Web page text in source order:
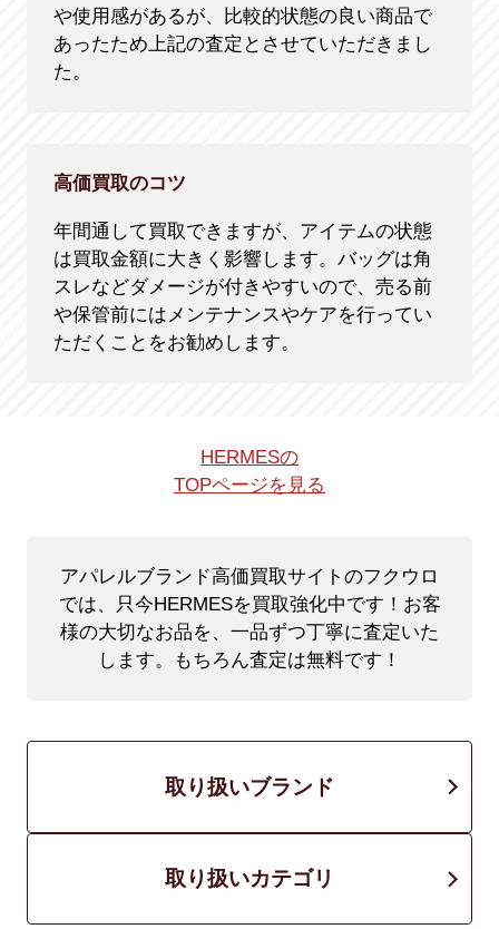
や使用感があるが、比較的状態の良い商品で
あったため上記の査定とさせていただきまし
た。
高価買取のコツ
年間通して買取できますが、アイテムの状態
は買取金額に大きく影響します。バッグは角
スレなどダメージが付きやすいので、売る前
や保管前にはメンテナンスやケアを行ってい
ただくことをお勧めします。
HERMESの
TOPページを見る
アパレルブランド高価買取サイトのフクウロ
では、只今HERMESを買取強化中です！ お客
様の大切なお品を、一品ずつ丁寧に査定いた
します。もちろん査定は無料です！
取り扱いブランド
取り扱いカテゴリ